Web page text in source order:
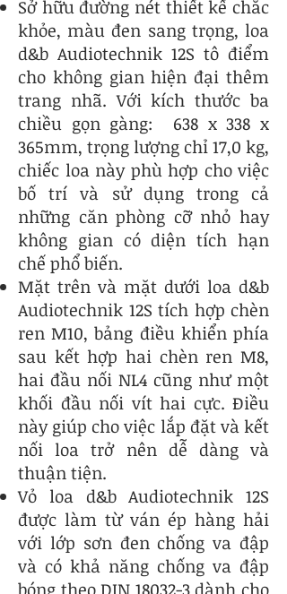
Sở hữu đường nét thiết kế chắc
khỏe, màu đen sang trọng, loa
d&b Audiotechnik 12S tô điểm
cho không gian hiện đại thêm
trang nhã. Với kích thước ba
chiều gọn gàng: 638 x 338 x
365mm, trọng lượng chỉ 17,0 kg,
chiếc loa này phù hợp cho việc
bố trí và sử dụng trong cả
những căn phòng cỡ nhỏ hay
không gian có diện tích hạn
chế phổ biến.
Mặt trên và mặt dưới loa d&b
Audiotechnik 12S tích hợp chèn
ren M10, bảng điều khiển phía
sau kết hợp hai chèn ren M8,
hai đầu nối NL4 cũng như một
khối đầu nối vít hai cực. Điều
này giúp cho việc lắp đặt và kết
nối loa trở nên dễ dàng và
thuận tiện.
Vỏ loa d&b Audiotechnik 12S
được làm từ ván ép hàng hải
với lớp sơn đen chống va đập
và có khả năng chống va đập